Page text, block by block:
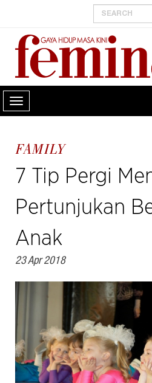
FAMILY
7 Tip Pergi
Pertunjukan
Anak
23 Apr 2018